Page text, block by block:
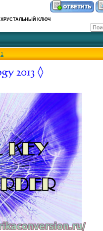
ХРУСТАЛЬНЫЙ КЛЮЧ
1